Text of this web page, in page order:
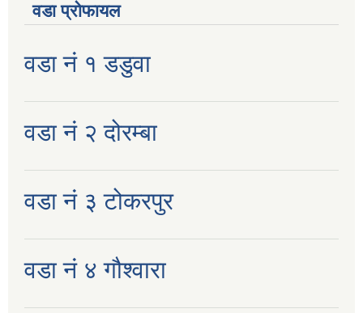
वडा प्रोफायल
वडा नं १ डडुवा
वडा नं २ दोरम्बा
वडा नं ३ टोकरपुर
वडा नं ४ गौश्वारा